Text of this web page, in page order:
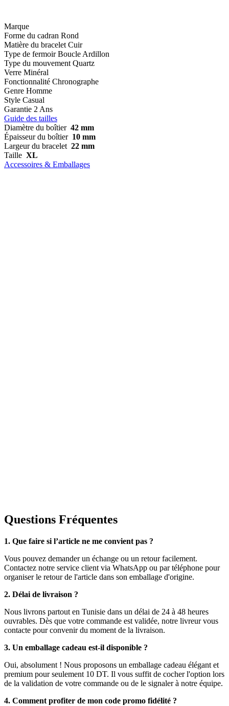
Marque
Forme du cadran Rond
Matière du bracelet Cuir
Type de fermoir Boucle Ardillon
Type du mouvement Quartz
Verre Minéral
Fonctionnalité Chronographe
Genre Homme
Style Casual
Garantie 2 Ans
Guide des tailles
Diamètre du boîtier 42 mm
Épaisseur du boîtier 10 mm
Largeur du bracelet 22 mm
Taille XL
Accessoires & Emballages
Questions Fréquentes
1. Que faire si l’article ne me convient pas ?
Vous pouvez demander un échange ou un retour facilement.
Contactez notre service client via WhatsApp ou par téléphone pour
organiser le retour de l'article dans son emballage d'origine.
2. Délai de livraison ?
Nous livrons partout en Tunisie dans un délai de 24 à 48 heures
ouvrables. Dès que votre commande est validée, notre livreur vous
contacte pour convenir du moment de la livraison.
3. Un emballage cadeau est-il disponible ?
Oui, absolument ! Nous proposons un emballage cadeau élégant et
premium pour seulement 10 DT. Il vous suffit de cocher l'option lors
de la validation de votre commande ou de le signaler à notre équipe.
4. Comment profiter de mon code promo fidélité ?